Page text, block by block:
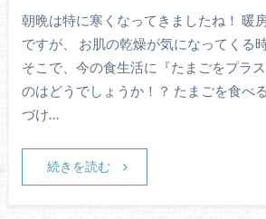
朝晩は特に寒くなってきましたね！ 暖
ですが、 お肌の乾燥が気になってくる
そこで、今の食生活に『たまごをプラ
のはどうでしょうか！？ たまごを食べ
づけ…
続きを読む